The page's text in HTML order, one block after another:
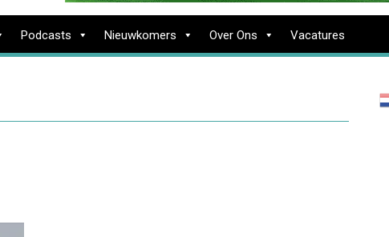
Podcasts Nieuwkomers Over Ons Vacatures